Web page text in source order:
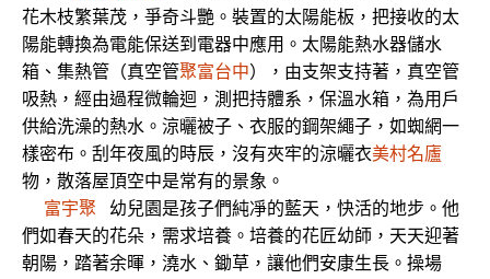
花木枝繁葉茂，爭奇斗艷。裝置的太陽能板，把接收的太
陽能轉換為電能保送到電器中應用。太陽能熱水器儲水
箱、集熱管（真空管聚富台中），由支架支持著，真空管
吸熱，經由過程微輪迴，測把持體系，保溫水箱，為用戶
供給洗澡的熱水。涼曬被子、衣服的鋼架繩子，如蜘網一
樣密布。刮年夜風的時辰，沒有夾牢的涼曬衣美村名廬
物，散落屋頂空中是常有的景象。
富宇聚 幼兒園是孩子們純凈的藍天，快活的地步。他
們如春天的花朵，需求培養。培養的花匠幼師，天天迎著
朝陽，踏著余暉，澆水、鋤草，讓他們安康生長。操場